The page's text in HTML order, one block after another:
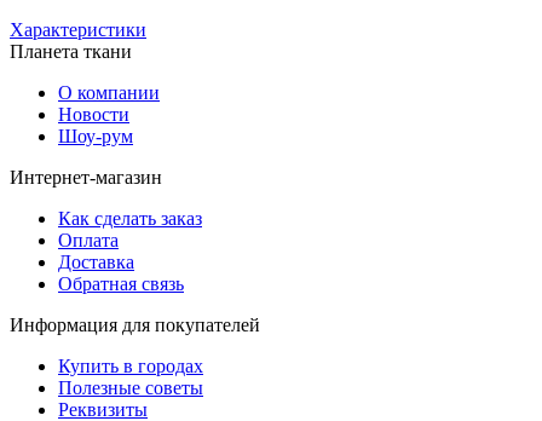
Характеристики
Планета ткани
О компании
Новости
Шоу-рум
Интернет-магазин
Как сделать заказ
Оплата
Доставка
Обратная связь
Информация для покупателей
Купить в городах
Полезные советы
Реквизиты